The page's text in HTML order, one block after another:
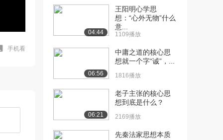
手机看
04:44
王阳明心学思
想：“心外无物”什么
意...
1109播放
06:56
中庸之道的核心思
想就一个字“诚”，...
1816播放
06:21
老子主张的核心思
想到底是什么？
2169播放
先秦法家思想本质